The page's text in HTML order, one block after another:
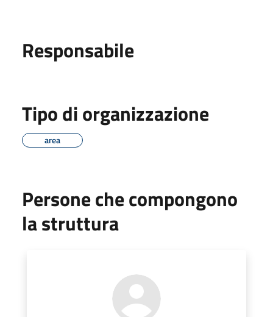
Responsabile
Tipo di organizzazione
area
Persone che compongono
la struttura